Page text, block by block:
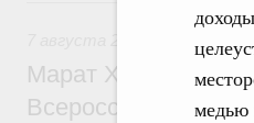
медью
Экономика
Марат Хуснуллин
Всероссийского